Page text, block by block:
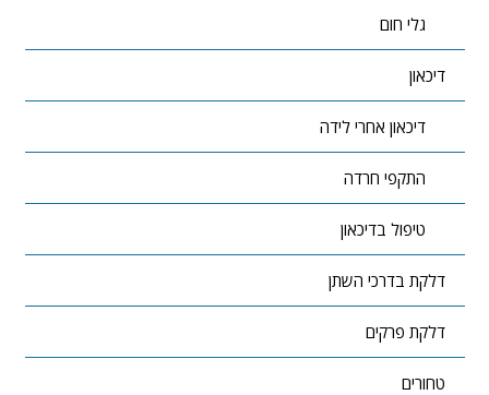
גלי חום
דיכאון
דיכאון אחרי לידה
התקפי חרדה
טיפול בדיכאון
דלקת בדרכי השתן
דלקת פרקים
טחורים